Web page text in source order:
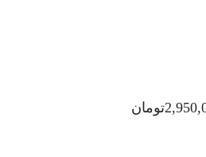
تومان